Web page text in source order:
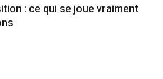
: ce qui se joue vraiment